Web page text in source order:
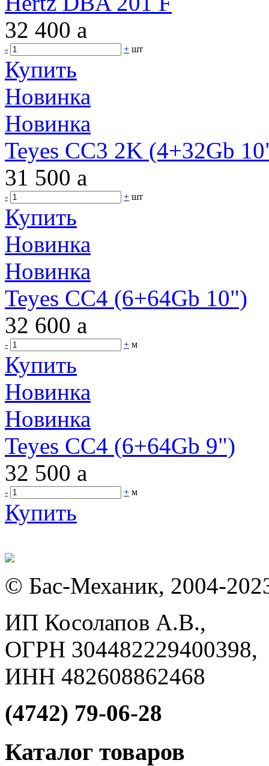
32 400 a
- + шт
Купить
Новинка
Новинка
Teyes CC3 2K (4+32Gb
31 500 a
- + шт
Купить
Новинка
Новинка
Teyes CC4 (6+64Gb 10")
32 600 a
- + м
Купить
Новинка
Новинка
Teyes CC4 (6+64Gb 9")
32 500 a
- + м
Купить
© Бас-Механик, 2004-
ИП Косолапов А.В.,
ОГРН 304482229400398,
ИНН 482608862468
(4742) 79-06-28
Каталог товаров